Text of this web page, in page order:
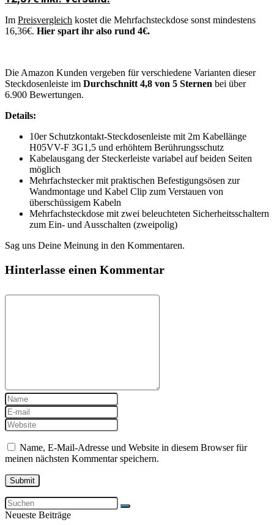
Im Preisvergleich kostet die Mehrfachsteckdose sonst mindestens
16,36€. Hier spart ihr also rund 4€.
Die Amazon Kunden vergeben für verschiedene Varianten dieser
Steckdosenleiste im Durchschnitt 4,8 von 5 Sternen bei über
6.900 Bewertungen.
Details:
10er Schutzkontakt-Steckdosenleiste mit 2m Kabellänge
H05VV-F 3G1,5 und erhöhtem Berührungsschutz
Kabelausgang der Steckerleiste variabel auf beiden Seiten
möglich
Mehrfachstecker mit praktischen Befestigungsösen zur
Wandmontage und Kabel Clip zum Verstauen von
überschüssigem Kabeln
Mehrfachsteckdose mit zwei beleuchteten Sicherheitsschaltern
zum Ein- und Ausschalten (zweipolig)
Sag uns Deine Meinung in den Kommentaren.
Hinterlasse einen Kommentar
Name, E-Mail-Adresse und Website in diesem Browser für
meinen nächsten Kommentar speichern.
Neueste Beiträge